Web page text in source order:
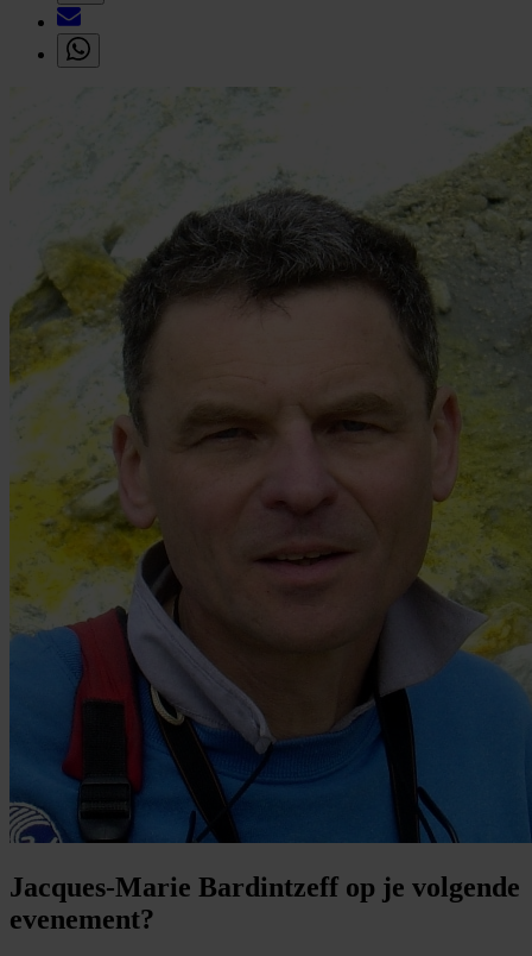
Jacques-Marie Bardintzeff op je volgende
evenement?